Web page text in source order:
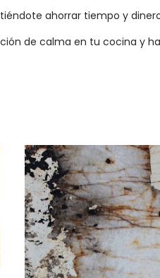
ahorrar tiempo y
de calma en tu cocina y